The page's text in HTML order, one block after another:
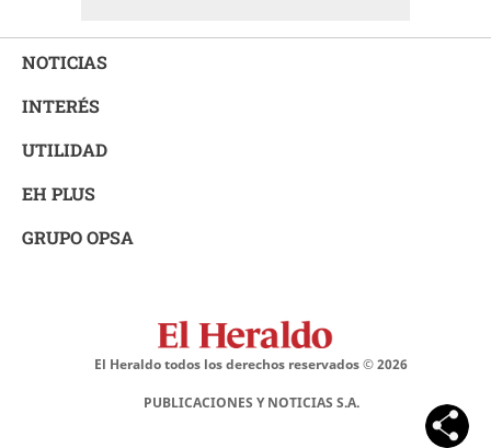
NOTICIAS
INTERÉS
UTILIDAD
EH PLUS
GRUPO OPSA
El Heraldo todos los derechos reservados ©2026
PUBLICACIONES Y NOTICIAS S.A.